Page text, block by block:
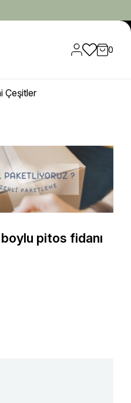
0
Çeşitler
pitos fidanı